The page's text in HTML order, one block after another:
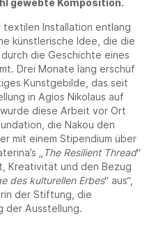
gewebte Komposition.
Installation entlang
künstlerische Idee, die die
die Geschichte eines
Drei Monate lang erschuf
Kunstgebilde, das seit
in Agios Nikolaus auf
diese Arbeit vor Ort
die Nakou den
mit einem Stipendium über
„
The Resilient Thread“
Kreativität und den Bezug
des kulturellen Erbes“ aus“,
der Stiftung, die
der Ausstellung.